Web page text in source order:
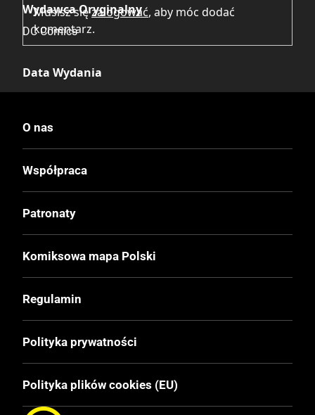
Wydawca Oryginalny
DC Comics
Data Wydania
175x262 mm
Liczba Stron
Musisz sięzalogować, aby móc dodać
komentarz.
O nas
Współpraca
Patronaty
Komiksowa mapa Polski
Regulamin
Polityka prywatności
Polityka plików cookies (EU)